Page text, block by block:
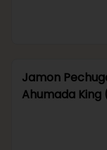
Jamon
Ahumada King